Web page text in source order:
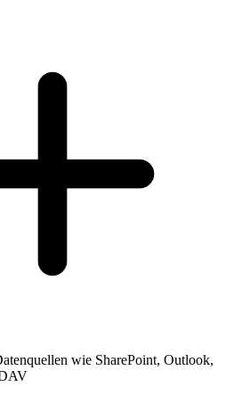
wie SharePoint, Outlook,